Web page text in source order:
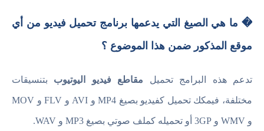
� ما هي الصيغ التي يدعمها برنامج تحميل فيديو من أي
موقع المذكور ضمن هذا الموضوع ؟
تدعم هذه البرامج تحميل مقاطع فيديو اليوتيوب بتنسيقات
مختلفة، فيمكك تحميل كفيديو بصيغ MP4 و AVI و FLV و MOV
و WMV و 3GP أو تحميله كملف صوتي بصيغ MP3 و WAV.